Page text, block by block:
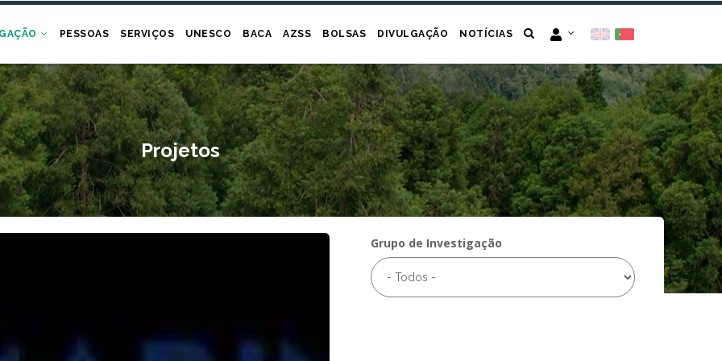
PESSOAS SERVIÇOS UNESCO BACA AZSS BOLSAS DIVULGAÇÃO NOTÍCIAS
Projetos
Grupo de Investigação